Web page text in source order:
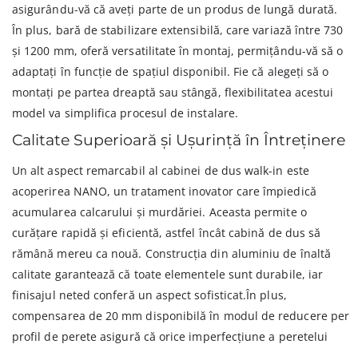
asigurându-vă că aveți parte de un produs de lungă durată.
În plus, bară de stabilizare extensibilă, care variază între 730
și 1200 mm, oferă versatilitate în montaj, permițându-vă să o
adaptați în funcție de spațiul disponibil. Fie că alegeți să o
montați pe partea dreaptă sau stângă, flexibilitatea acestui
model va simplifica procesul de instalare.
Calitate Superioară și Ușurință în Întreținere
Un alt aspect remarcabil al cabinei de dus walk-in este
acoperirea NANO, un tratament inovator care împiedică
acumularea calcarului și murdăriei. Aceasta permite o
curățare rapidă și eficientă, astfel încât cabină de dus să
rămână mereu ca nouă. Construcția din aluminiu de înaltă
calitate garantează că toate elementele sunt durabile, iar
finisajul neted conferă un aspect sofisticat.În plus,
compensarea de 20 mm disponibilă în modul de reducere per
profil de perete asigură că orice imperfecțiune a peretelui